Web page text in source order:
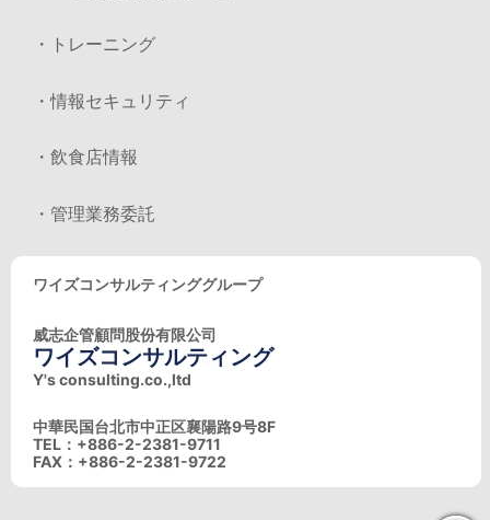
・トレーニング
・情報セキュリティ
・飲食店情報
・管理業務委託
ワイズコンサルティンググループ
威志企管顧問股份有限公司
ワイズコンサルティング
Y's consulting.co.,ltd
中華民国台北市中正区襄陽路9号8F
TEL：+886-2-2381-9711
FAX：+886-2-2381-9722